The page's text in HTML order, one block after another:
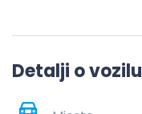
Detalji o vozilu